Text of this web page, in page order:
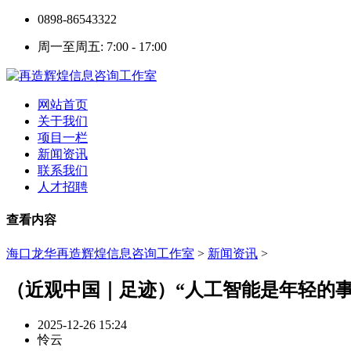
0898-86543322
周一至周五: 7:00 - 17:00
网站首页
关于我们
项目一栏
新闻资讯
联系我们
人才招聘
查看内容
海口龙华再造辉煌信息咨询工作室 > 新闻资讯 >
（近观中国｜足迹）“人工智能是年轻的
2025-12-26 15:24
怜云